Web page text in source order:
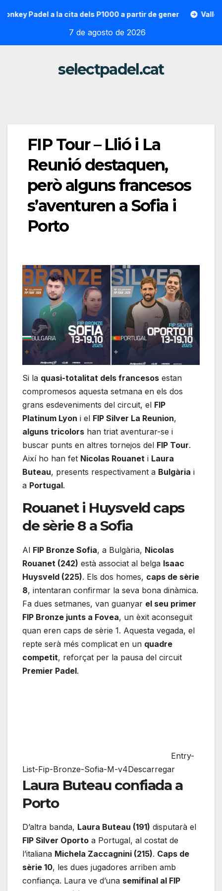
Padel a la cita dels P1000 a partir de gener Vallon
7 de agosto de 2026
selectpadel.cat
FIP Tour – Llió i La
Reunió destaquen,
però alguns francesos
s’aventuren a Sofia i
Porto
Si la quasi-totalitat dels francesos estan
compromesos aquesta setmana en els dos
grans esdeveniments del circuit, el FIP
Platinum Lyon i el FIP Silver La Reunion,
alguns tricolors han triat aventurar-se i
buscar punts en altres tornejos del FIP Tour.
Així ho han fet Nicolas Rouanet i Laura
Buteau, presents respectivament a Bulgària i
a Portugal.
Rouanet i Huysveld caps
de sèrie 8 a Sofia
Al FIP Bronze Sofia, a Bulgària, Nicolas
Rouanet (242) està associat al belga Isaac
Huysveld (225). Els dos homes, caps de sèrie
8, intentaran confirmar la seva bona dinàmica.
Fa dues setmanes, van guanyar el seu primer
FIP Bronze junts a Fovea, un èxit aconseguit
quan eren caps de sèrie 1. Aquesta vegada, el
repte serà més complicat en un quadre
competit, reforçat per la pausa del circuit
Premier Padel.
Entry-
List-Fip-Bronze-Sofia-M-v4Descarregar
Laura Buteau confiada a
Porto
D’altra banda, Laura Buteau (191) disputarà el
FIP Silver Oporto a Portugal, al costat de
l’italiana Michela Zaccagnini (215). Caps de
sèrie 10, les dues jugadores arriben amb
confiança. Laura ve d’una semifinal al FIP